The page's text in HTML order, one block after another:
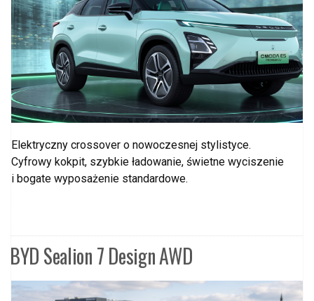
Elektryczny crossover o nowoczesnej stylistyce.
Cyfrowy kokpit, szybkie ładowanie, świetne wyciszenie
i bogate wyposażenie standardowe.
BYD Sealion 7 Design AWD